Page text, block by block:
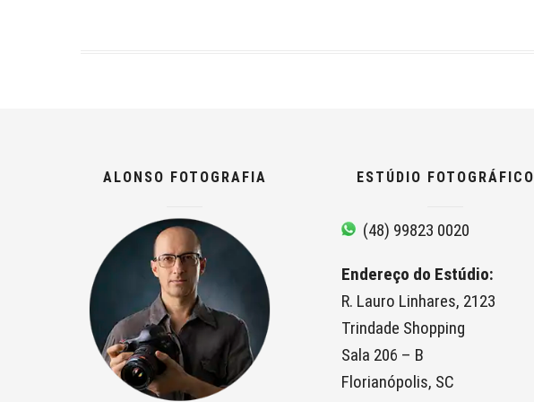
ALONSO FOTOGRAFIA ESTÚDIO FOTOGRÁFICO
(48) 99823 0020
Endereço do Estúdio:
R. Lauro Linhares, 2123
Trindade Shopping
Sala 206 – B
Florianópolis, SC